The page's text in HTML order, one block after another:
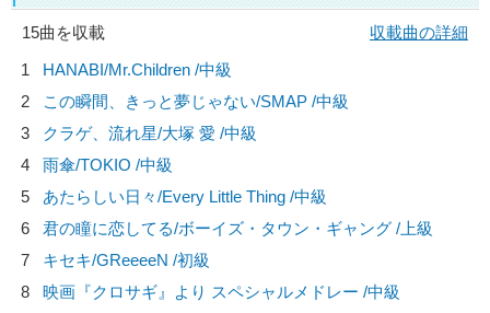
15曲を収載
収載曲の詳細
1
HANABI/Mr.Children /中級
2
この瞬間、きっと夢じゃない/SMAP /中級
3
クラゲ、流れ星/大塚 愛 /中級
4
雨傘/TOKIO /中級
5
あたらしい日々/Every Little Thing /中級
6
君の瞳に恋してる/ボーイズ・タウン・ギャング /上級
7
キセキ/GReeeeN /初級
8
映画『クロサギ』より スペシャルメドレー /中級